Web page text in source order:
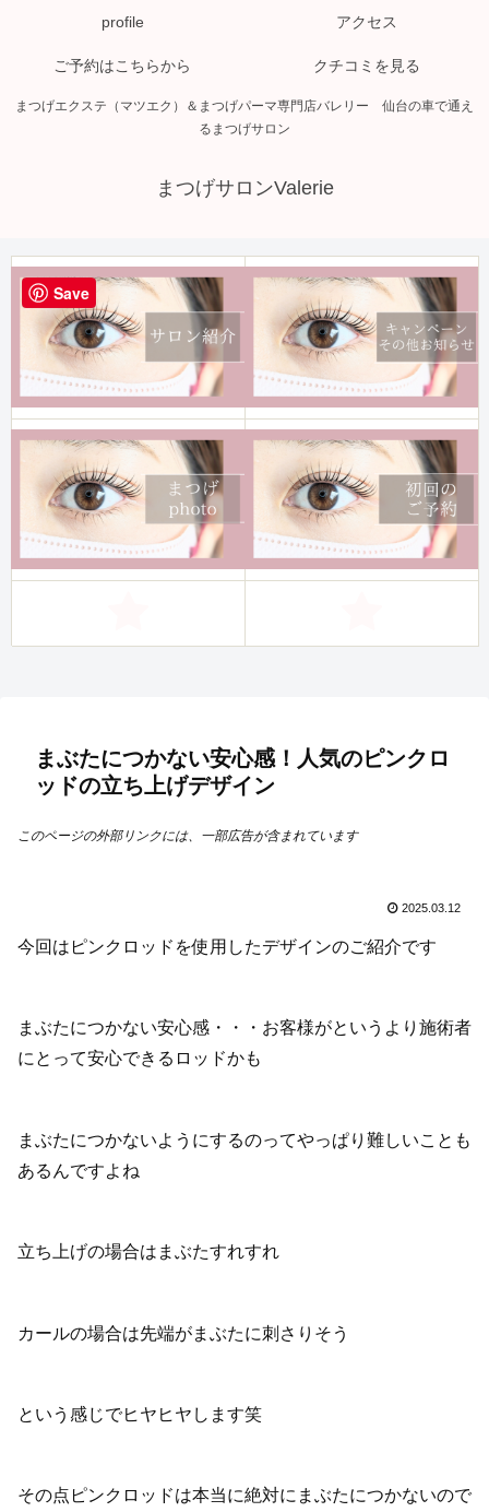
まつげエクステ（マツエク）＆まつげパーマ専門店バレリー 仙台の車で通え
るまつげサロン
まつげサロンValerie
profile アクセス
ご予約はこちらから クチコミを見る
まぶたにつかない安心感！人気のピンクロ
ッドの立ち上げデザイン
このページの外部リンクには、一部広告が含まれています
2025.03.12
今回はピンクロッドを使用したデザインのご紹介です
まぶたにつかない安心感・・・お客様がというより施術者
にとって安心できるロッドかも
まぶたにつかないようにするのってやっぱり難しいことも
あるんですよね
立ち上げの場合はまぶたすれすれ
カールの場合は先端がまぶたに刺さりそう
という感じでヒヤヒヤします笑
その点ピンクロッドは本当に絶対にまぶたにつかないので
Save